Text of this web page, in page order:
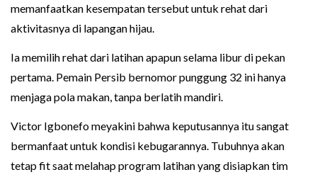
memanfaatkan kesempatan tersebut untuk rehat dari
aktivitasnya di lapangan hijau.
Ia memilih rehat dari latihan apapun selama libur di pekan
pertama. Pemain Persib bernomor punggung 32 ini hanya
menjaga pola makan, tanpa berlatih mandiri.
Victor Igbonefo meyakini bahwa keputusannya itu sangat
bermanfaat untuk kondisi kebugarannya. Tubuhnya akan
tetap fit saat melahap program latihan yang disiapkan tim